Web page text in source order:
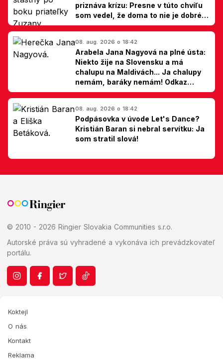
priznáva krízu: Presne v túto chvíľu
som vedel, že doma to nie je dobré,
hovorí Milan Ondrík
08. aug. 2026 o 18:42
Arabela Jana Nagyová na plné ústa:
Niekto žije na Slovensku a má
chalupu na Maldivách... Ja chalupy
nemám, baráky nemám! Odkaz
Slovákom
08. aug. 2026 o 18:42
Podpásovka v úvode Let's Dance?
Kristián Baran si nebral servítku: Ja
som stratil slová!
© 2010 - 2026 Ringier Slovakia Communities s.r.o.
Autorské práva sú vyhradené a vykonáva ich prevádzkovateľ
portálu.
Koktejl
O nás
Kontakt
Reklama